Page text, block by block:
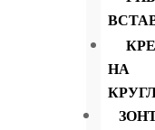
НА